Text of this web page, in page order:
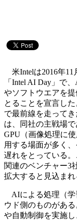
米Intelは2016年11
「Intel AI Day」で
やソフトウエアを
とることを宣言し
で最前線を走って
は、同社の主戦場
GPU（画像処理に
用する場面が多く
遅れをとっている
関連のベンチャー3
拡大すると見込ま
AIによる処理（学
ウド側のものがあ
や自動制御を実施